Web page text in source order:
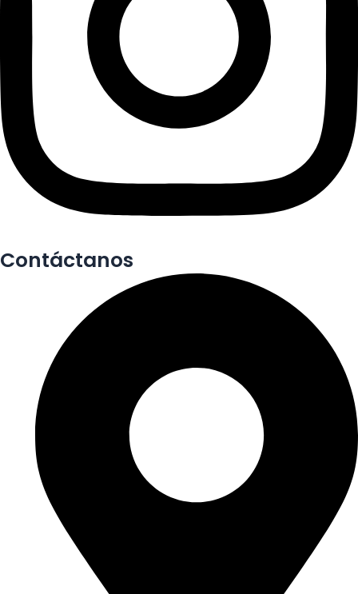
Contáctanos